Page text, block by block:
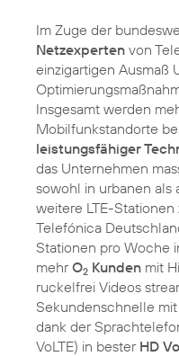
Im Zuge der
Netzexperten von
einzigartigen Ausmaß
Insgesamt werden
Mobilfunkstandorte
leistungsfähiger
das Unternehmen
sowohl in urbanen
weitere LTE-
Telefónica
Stationen pro Woche
mehrO2 Kunden mit
ruckelfrei Videos
Sekundenschnelle
dank der
VoLTE) in bester HD